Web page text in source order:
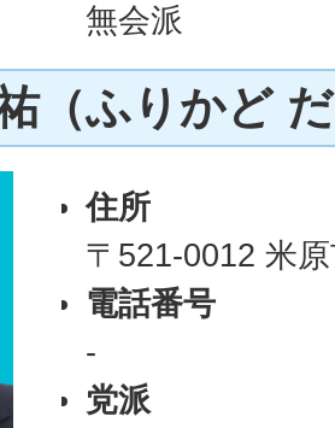
無会派
（ふりかど
住所
〒521-0012 米
電話番号
-
党派